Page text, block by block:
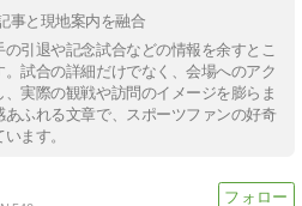
事と現地案内を融合
引退や記念試合などの情報を余すとこ
試合の詳細だけでなく、会場へのアク
実際の観戦や訪問のイメージを膨らま
ふれる文章で、スポーツファンの好奇
ます。